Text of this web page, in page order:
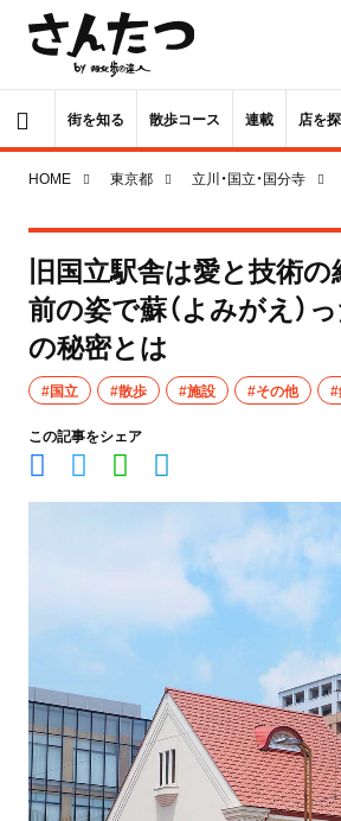
街を知る 散歩コース 連載 店を
HOME 東京都 立川・国立・国分寺
旧国立駅舎は愛と技術の
前の姿で蘇（よみがえ）
の秘密とは
#国立 #散歩 #施設 #その他
この記事をシェア